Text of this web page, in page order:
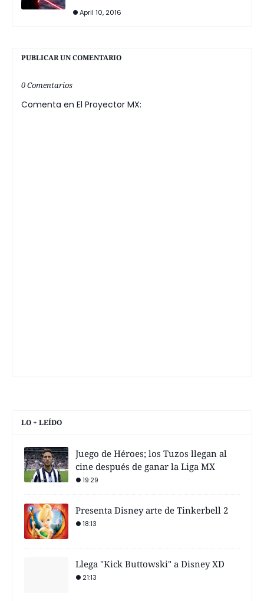
April 10, 2016
PUBLICAR UN COMENTARIO
0 Comentarios
Comenta en El Proyector MX:
LO + LEÍDO
Juego de Héroes; los Tuzos llegan al
cine después de ganar la Liga MX
19:29
Presenta Disney arte de Tinkerbell 2
18:13
Llega "Kick Buttowski" a Disney XD
21:13